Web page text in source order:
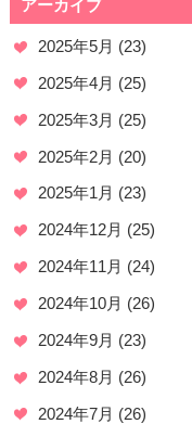
アーカイブ
2025年5月 (23)
2025年4月 (25)
2025年3月 (25)
2025年2月 (20)
2025年1月 (23)
2024年12月 (25)
2024年11月 (24)
2024年10月 (26)
2024年9月 (23)
2024年8月 (26)
2024年7月 (26)